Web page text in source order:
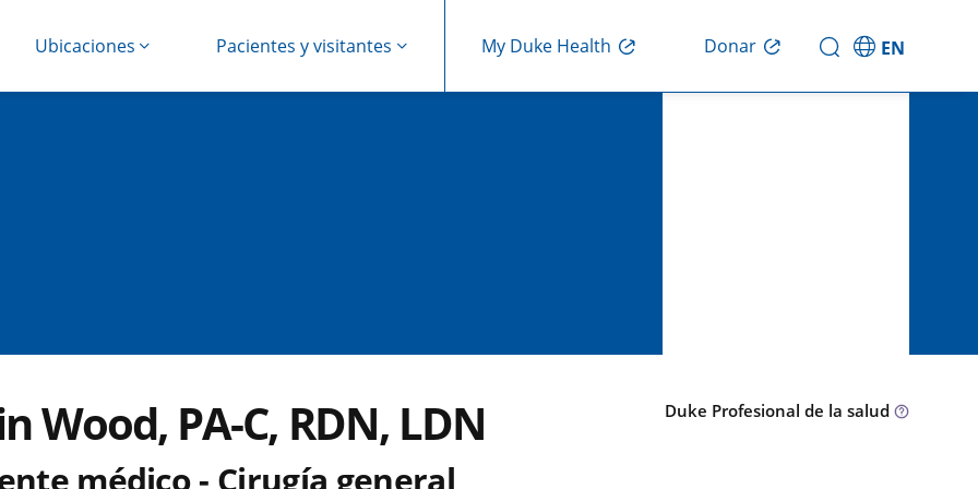
Ubicaciones Pacientes y visitantes My Duke Health Donar EN
Wood, PA-C, RDN, LDN
médico - Cirugía general
Duke Profesional de la salud